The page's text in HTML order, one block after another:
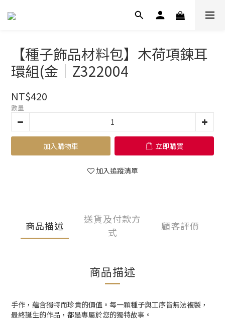
【種子飾品材料包】木荷項鍊耳
環組(金｜Z322004
NT$420
數量
加入購物車 立即購買
加入追蹤清單
商品描述
送貨及付款方
式
顧客評價
商品描述
手作，蘊含獨特而珍貴的價值。每一顆種子與工序皆無法複製，
最終誕生的作品，都是專屬於您的獨特故事。